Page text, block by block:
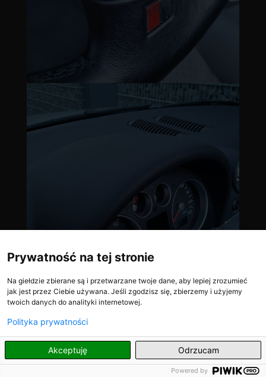
PL
Prywatność na tej stronie
Na giełdzie zbierane są i przetwarzane twoje dane, aby lepiej zrozumieć
jak jest przez Ciebie używana. Jeśli zgodzisz się, zbierzemy i użyjemy
twoich danych do analityki internetowej.
Polityka prywatności
Akceptuję Odrzucam
Powered by